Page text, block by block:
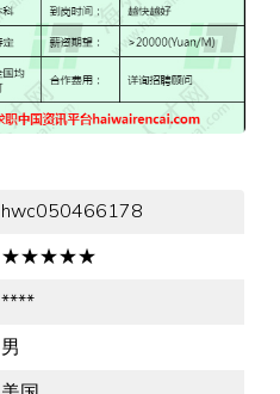
hwc050466178
★★★★★
****
男